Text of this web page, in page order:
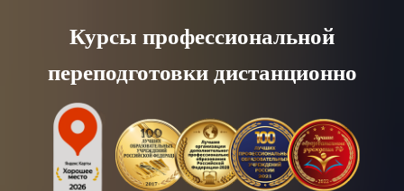
content
Курсы профессиональной
переподготовки дистанционно